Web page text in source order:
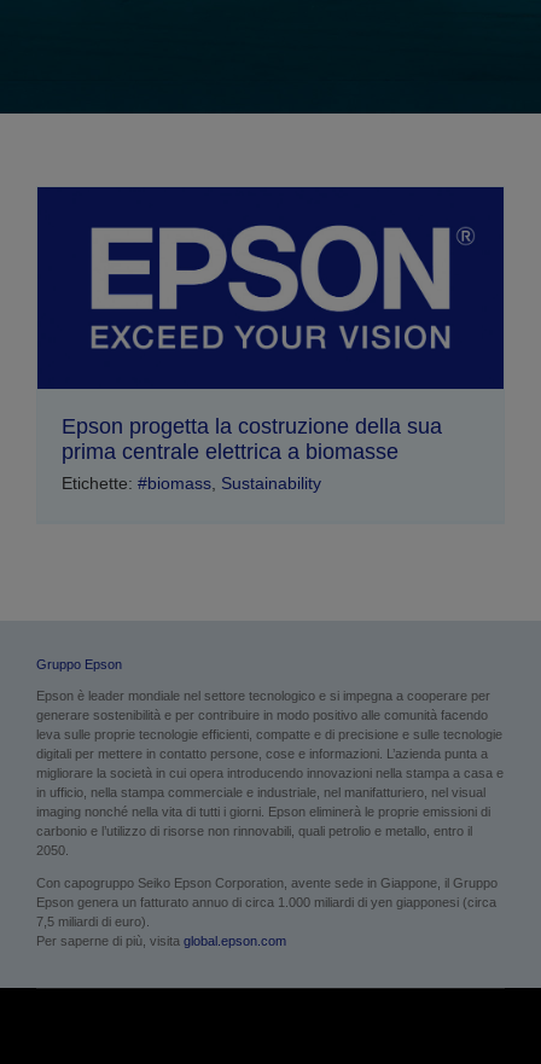
Epson progetta la costruzione della sua
prima centrale elettrica a biomasse
Etichette: #biomass Sustainability
Gruppo Epson
Epson è leader mondiale nel settore tecnologico e si impegna a cooperare per
generare sostenibilità e per contribuire in modo positivo alle comunità facendo
leva sulle proprie tecnologie efficienti, compatte e di precisione e sulle tecnologie
digitali per mettere in contatto persone, cose e informazioni. L’azienda punta a
migliorare la società in cui opera introducendo innovazioni nella stampa a casa e
in ufficio, nella stampa commerciale e industriale, nel manifatturiero, nel visual
imaging nonché nella vita di tutti i giorni. Epson eliminerà le proprie emissioni di
carbonio e l’utilizzo di risorse non rinnovabili, quali petrolio e metallo, entro il
2050.
Con capogruppo Seiko Epson Corporation, avente sede in Giappone, il Gruppo
Epson genera un fatturato annuo di circa 1.000 miliardi di yen giapponesi (circa
7,5 miliardi di euro).
Per saperne di più, visita global.epson.com